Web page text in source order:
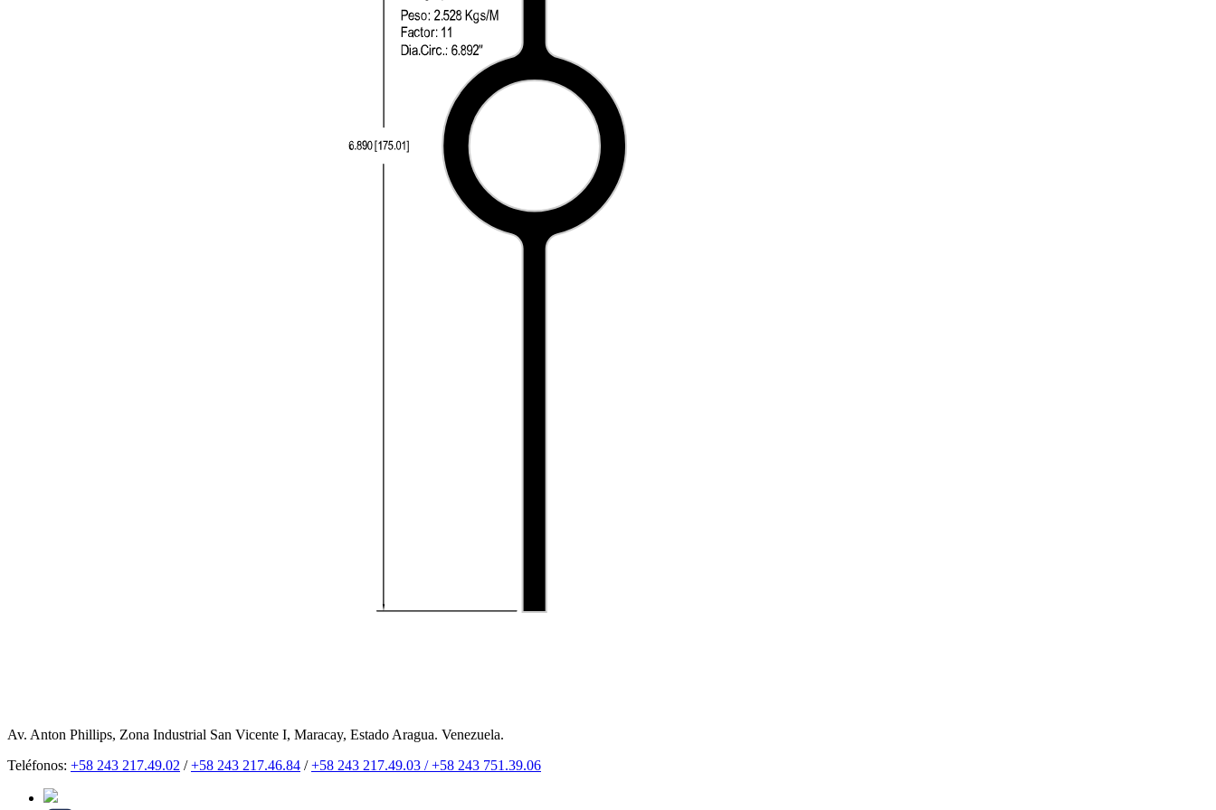
Av. Anton Phillips, Zona Industrial San Vicente I, Maracay, Estado Aragua. Venezuela.
Teléfonos: +58 243 217.49.02 /+58 243 217.46.84 /+58 243 217.49.03 /+58 243 751.39.06